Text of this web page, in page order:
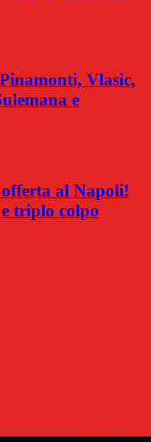
Vlasic,
e
al Napoli!
triplo colpo